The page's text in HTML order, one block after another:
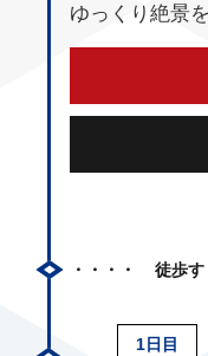
ゆっくり絶景
徒歩す
1日目